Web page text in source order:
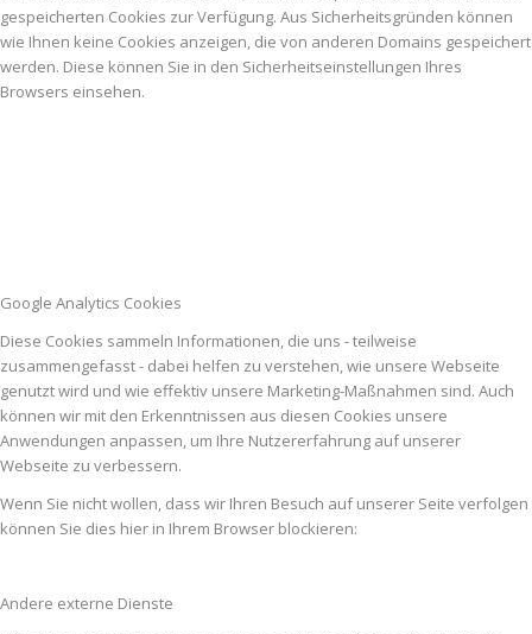
gespeicherten Cookies zur Verfügung. Aus Sicherheitsgründen können
wie Ihnen keine Cookies anzeigen, die von anderen Domains gespeichert
werden. Diese können Sie in den Sicherheitseinstellungen Ihres
Browsers einsehen.
Google Analytics Cookies
Diese Cookies sammeln Informationen, die uns - teilweise
zusammengefasst - dabei helfen zu verstehen, wie unsere Webseite
genutzt wird und wie effektiv unsere Marketing-Maßnahmen sind. Auch
können wir mit den Erkenntnissen aus diesen Cookies unsere
Anwendungen anpassen, um Ihre Nutzererfahrung auf unserer
Webseite zu verbessern.
Wenn Sie nicht wollen, dass wir Ihren Besuch auf unserer Seite verfolgen
können Sie dies hier in Ihrem Browser blockieren:
Andere externe Dienste